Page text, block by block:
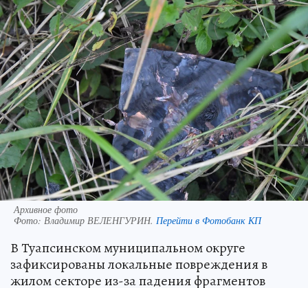
Архивное фото
Фото: Владимир ВЕЛЕНГУРИН. Перейти в Фотобанк КП
В Туапсинском муниципальном округе
зафиксированы локальные повреждения в
жилом секторе из-за падения фрагментов